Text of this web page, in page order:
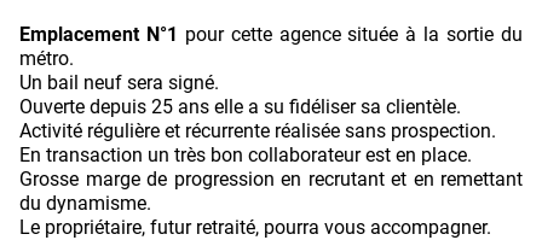
Emplacement N°1 pour cette agence située à la sortie du
métro.
Un bail neuf sera signé.
Ouverte depuis 25 ans elle a su fidéliser sa clientèle.
Activité régulière et récurrente réalisée sans prospection.
En transaction un très bon collaborateur est en place.
Grosse marge de progression en recrutant et en remettant
du dynamisme.
Le propriétaire, futur retraité, pourra vous accompagner.